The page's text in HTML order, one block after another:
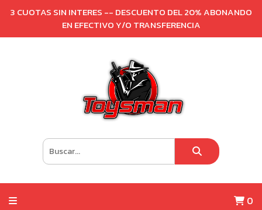
3 CUOTAS SIN INTERES -- DESCUENTO DEL 20% ABONANDO
EN EFECTIVO Y/O TRANSFERENCIA
0